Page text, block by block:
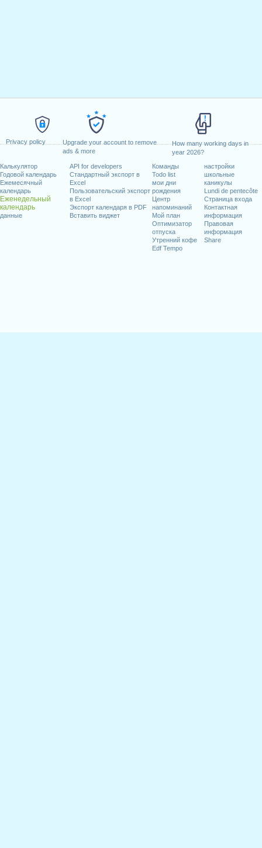
Privacy policy
Upgrade your account to remove
ads & more
How many working days in
year 2026?
Калькулятор
Годовой календарь
Ежемесячный
календарь
Еженедельный
календарь
данные
API for developers
Стандартный экспорт в
Excel
Пользовательский экспорт
в Excel
Экспорт календаря в PDF
Вставить виджет
Команды
Todo list
мои дни
рождения
Центр
напоминаний
Мой план
Оптимизатор
отпуска
Утренний кофе
Edf Tempo
настройки
школьные
каникулы
Lundi de pentecôte
Страница входа
Контактная
информация
Правовая
информация
Share